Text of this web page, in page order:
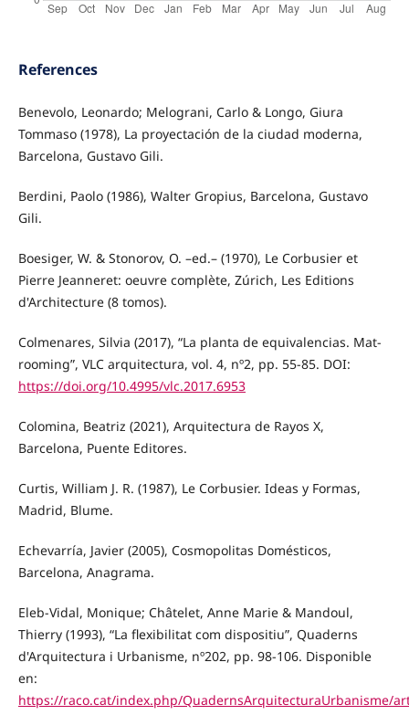
References
Benevolo, Leonardo; Melograni, Carlo & Longo, Giura
Tommaso (1978), La proyectación de la ciudad moderna,
Barcelona, Gustavo Gili.
Berdini, Paolo (1986), Walter Gropius, Barcelona, Gustavo
Gili.
Boesiger, W. & Stonorov, O. –ed.– (1970), Le Corbusier et
Pierre Jeanneret: oeuvre complète, Zúrich, Les Editions
d'Architecture (8 tomos).
Colmenares, Silvia (2017), “La planta de equivalencias. Mat-
rooming”, VLC arquitectura, vol. 4, nº2, pp. 55-85. DOI:
https://doi.org/10.4995/vlc.2017.6953
Colomina, Beatriz (2021), Arquitectura de Rayos X,
Barcelona, Puente Editores.
Curtis, William J. R. (1987), Le Corbusier. Ideas y Formas,
Madrid, Blume.
Echevarría, Javier (2005), Cosmopolitas Domésticos,
Barcelona, Anagrama.
Eleb-Vidal, Monique; Châtelet, Anne Marie & Mandoul,
Thierry (1993), “La flexibilitat com dispositiu”, Quaderns
d'Arquitectura i Urbanisme, nº202, pp. 98-106. Disponible
en:
https://raco.cat/index.php/QuadernsArquitecturaUrbanisme/